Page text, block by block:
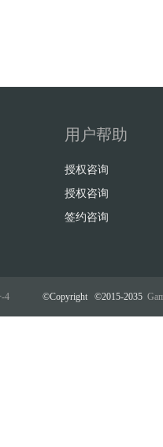
用户帮助
授权咨询
授权咨询
签约咨询
4 ©Copyright ©2015-2035